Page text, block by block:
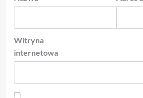
Witryna
internetowa